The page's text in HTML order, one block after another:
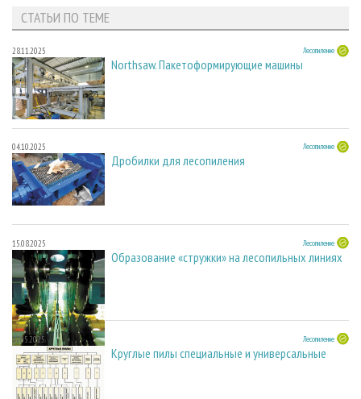
СТАТЬИ ПО ТЕМЕ
28.11.2025 Лесопиление
Northsaw. Пакетоформирующие машины
04.10.2025 Лесопиление
Дробилки для лесопиления
15.08.2025 Лесопиление
Образование «стружки» на лесопильных линиях
27.05.2025 Лесопиление
Круглые пилы специальные и универсальные